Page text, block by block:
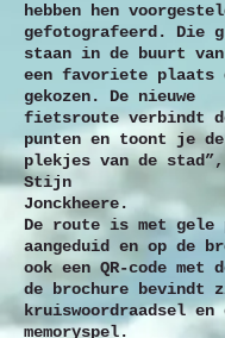
hebben hen
gefotografeerd. Die
staan in de buurt
een favoriete plaats
gekozen. De nieuwe
fietsroute verbindt
punten en toont je
plekjes van de stad”,
Stijn
Jonckheere.
De route is met
aangeduid en op de
ook een QR-code
de brochure bevindt
kruiswoordraadsel en
memoryspel.